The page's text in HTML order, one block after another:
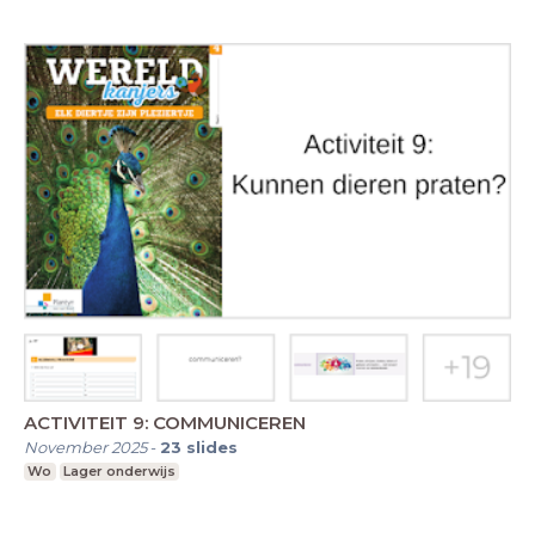
ACTIVITEIT 9: COMMUNICEREN
November 2025- 23 slides
Wo Lager onderwijs